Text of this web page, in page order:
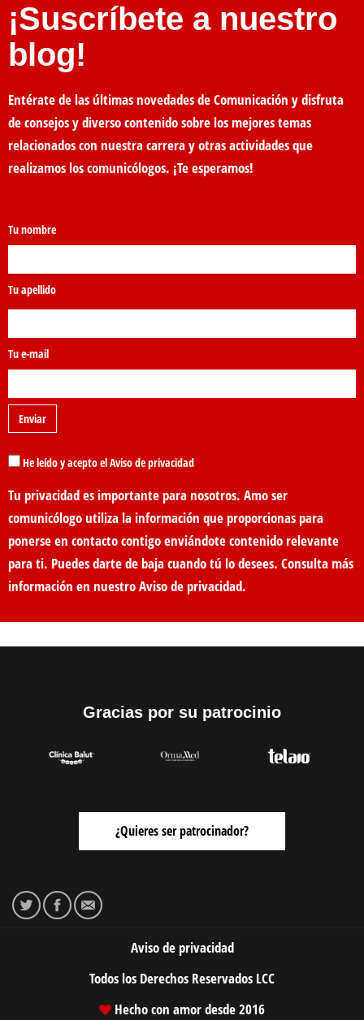
¡Suscríbete a nuestro
blog!
Entérate de las últimas novedades de Comunicación y disfruta
de consejos y diverso contenido sobre los mejores temas
relacionados con nuestra carrera y otras actividades que
realizamos los comunicólogos. ¡Te esperamos!
Tu nombre
Tu apellido
Tu e-mail
He leído y acepto el Aviso de privacidad
Tu privacidad es importante para nosotros. Amo ser
comunicólogo utiliza la información que proporcionas para
ponerse en contacto contigo enviándote contenido relevante
para ti. Puedes darte de baja cuando tú lo desees. Consulta más
información en nuestroAviso de privacidad.
Gracias por su patrocinio
¿Quieres ser patrocinador?
Aviso de privacidad
Todos los Derechos Reservados LCC
Hecho con amor desde 2016